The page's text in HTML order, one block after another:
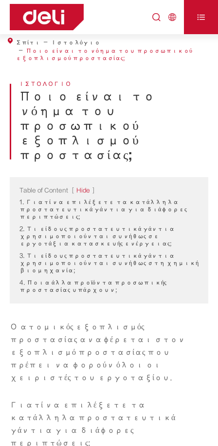
  
Σπίτι
Ιστολόγιο
Ποιο είναι το νόημα του προσωπικού
εξοπλισμού προστασίας;
ΙΣΤΟΛΌΓΙΟ
Ποιο είναι το
νόημα του
προσωπικού
εξοπλισμού
προστασίας;
Table of Content Hide
1. Γιατί να επιλέξετε τα κατάλληλα
προστατευτικά γάντια για διάφορες
περιπτώσεις;
2. Τι είδους προστατευτικά γάντια
χρησιμοποιούνται συνήθως σε
εργοτάξια κατασκευής ενέργειας;
3. Τι είδους προστατευτικά γάντια
χρησιμοποιούνται συνήθως στη χημική
βιομηχανία;
4. Ποια άλλα προϊόντα προσωπικής
προστασίας υπάρχουν;
Ο ατομικός εξοπλισμός
προστασίας αναφέρεται στον
εξοπλισμό προστασίας που
πρέπει να φορούν όλοι οι
χειριστές του εργοταξίου.
Γιατί να επιλέξετε τα
κατάλληλα προστατευτικά
γάντια για διάφορες
περιπτώσεις;